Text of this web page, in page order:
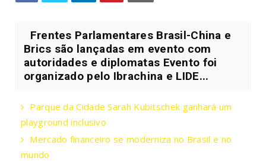
Frentes Parlamentares Brasil-China e
Brics são lançadas em evento com
autoridades e diplomatas Evento foi
organizado pelo Ibrachina e LIDE...
Parque da Cidade Sarah Kubitschek ganhará um
playground inclusivo
Mercado financeiro se moderniza no Brasil e no
mundo